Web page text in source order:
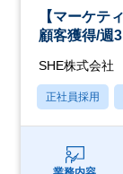
【マーケテ
顧客獲得/週
SHE株式会社
正社員採用